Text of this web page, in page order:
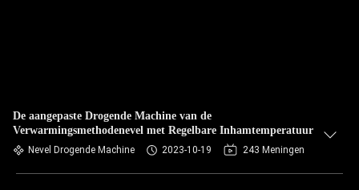
De aangepaste Drogende Machine van de
Verwarmingsmethodenevel met Regelbare Inhamtemperatuur
Nevel Drogende Machine 2023-10-19 243 Meningen